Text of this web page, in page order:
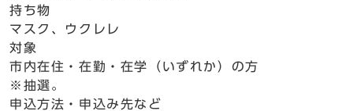
持ち物
マスク、ウクレレ
対象
市内在住・在勤・在学（いずれか）の方
※抽選。
申込方法・申込み先など